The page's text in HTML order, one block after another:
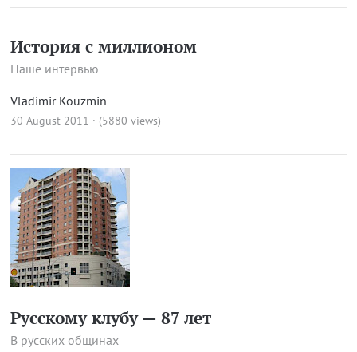
История с миллионом
Наше интервью
Vladimir Kouzmin
30 August 2011 · (5880 views)
Русскому клубу — 87 лет
В русских общинах